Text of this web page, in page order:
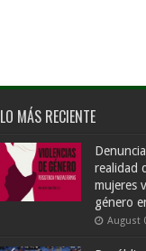
LO MÁS RECIENTE
realidad
mujeres
género
August